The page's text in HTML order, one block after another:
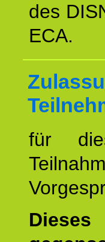
des
ECA.
für